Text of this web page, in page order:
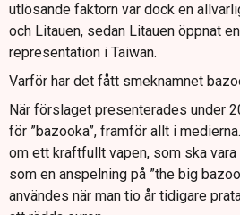
utlösande faktorn var dock en
och Litauen, sedan Litauen öppnat
representation i Taiwan.
Varför har det fått smeknamnet
När förslaget presenterades under
för ”bazooka”, framför allt i
om ett kraftfullt vapen, som ska
som en anspelning på ”the big
användes när man tio år tidigare